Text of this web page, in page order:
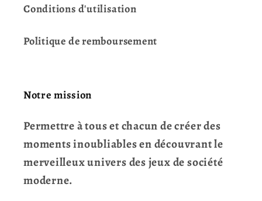
Conditions d'utilisation
Politique de remboursement
Notre mission
Permettre à tous et chacun de créer des
moments inoubliables en découvrant le
merveilleux univers des jeux de société
moderne.